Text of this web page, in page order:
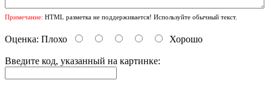
Примечание: HTML разметка не поддерживается! Используйте обычный текст.
Оценка: Плохо Хорошо
Введите код, указанный на картинке: